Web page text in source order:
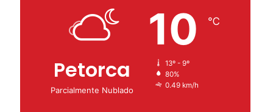
Petorca
Parcialmente Nublado
10 ℃
13º - 9º
80%
0.49 km/h